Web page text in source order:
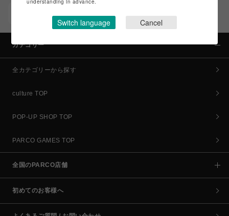
コイン＆クーポンでPARCOでのお買い物がオトクに
カテゴリー
全カテゴリーから探す
culture TOP
POP-UP SHOP TOP
PARCO GAMES TOP
全国のPARCO店舗
初めてのお客様へ
Switch language Cancel